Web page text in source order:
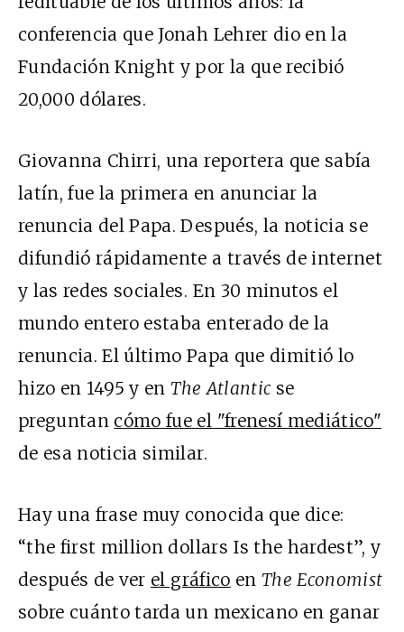
conferencia que Jonah Lehrer dio en la
Fundación Knight y por la que recibió
20,000 dólares.
Giovanna Chirri, una reportera que sabía
latín, fue la primera en anunciar la
renuncia del Papa. Después, la noticia se
difundió rápidamente a través de internet
y las redes sociales. En 30 minutos el
mundo entero estaba enterado de la
renuncia. El último Papa que dimitió lo
hizo en 1495 y en The Atlantic se
preguntan cómo fue el "frenesí mediático"
de esa noticia similar.
Hay una frase muy conocida que dice:
“the first million dollars Is the hardest”, y
después de ver el gráfico en The Economist
sobre cuánto tarda un mexicano en ganar